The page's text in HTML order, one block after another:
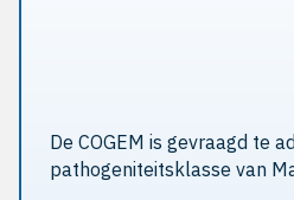
De COGEM is gevraagd te
pathogeniteitsklasse van